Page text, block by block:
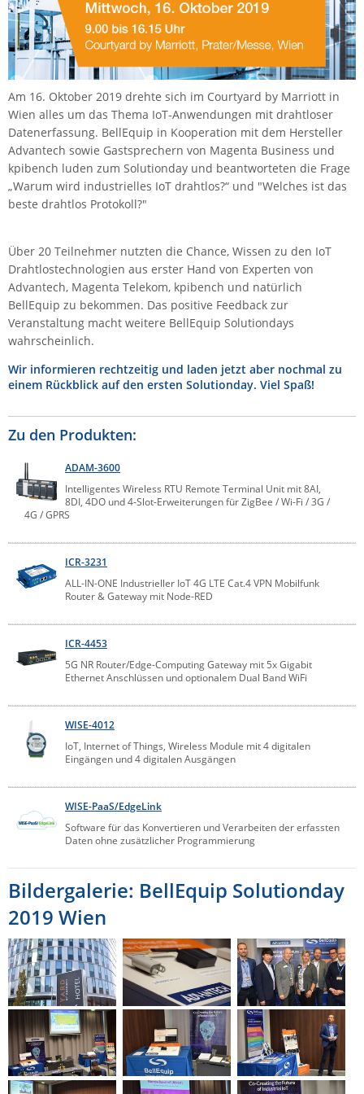
IEC Lock
Ihse
Kerlink
Kramer Electronics
KVM TEC
Legrand
LigoWave
Milesight
Netio
Panorama Antennas
PatchSee
Power Kingdom
Raritan
Server Technology
Siretta
SIRIO Antenne
Sunbird
Tactical Software
TEKTELIC
Teltonika
WATTECO
Yuasa
ZPE Systems
News zu unseren Herstellern
Am 16. Oktober 2019 drehte sich im Courtyard by Marriott in
Wien alles um das Thema IoT-Anwendungen mit drahtloser
Datenerfassung. BellEquip in Kooperation mit dem Hersteller
Advantech sowie Gastsprechern von Magenta Business und
kpibench luden zum Solutionday und beantworteten die Frage
„Warum wird industrielles IoT drahtlos?“ und "Welches ist das
beste drahtlos Protokoll?"
Über 20 Teilnehmer nutzten die Chance, Wissen zu den IoT
Drahtlostechnologien aus erster Hand von Experten von
Advantech, Magenta Telekom, kpibench und natürlich
BellEquip zu bekommen. Das positive Feedback zur
Veranstaltung macht weitere BellEquip Solutiondays
wahrscheinlich.
Wir informieren rechtzeitig und laden jetzt aber nochmal zu
einem Rückblick auf den ersten Solutionday. Viel Spaß!
Zu den Produkten:
ADAM-3600
Intelligentes Wireless RTU Remote Terminal Unit mit 8AI,
8DI, 4DO und 4-Slot-Erweiterungen für ZigBee / Wi-Fi / 3G /
4G / GPRS
ICR-3231
ALL-IN-ONE Industrieller IoT 4G LTE Cat.4 VPN Mobilfunk
Router & Gateway mit Node-RED
ICR-4453
5G NR Router/Edge-Computing Gateway mit 5x Gigabit
Ethernet Anschlüssen und optionalem Dual Band WiFi
WISE-4012
IoT, Internet of Things, Wireless Module mit 4 digitalen
Eingängen und 4 digitalen Ausgängen
WISE-PaaS/EdgeLink
Software für das Konvertieren und Verarbeiten der erfassten
Daten ohne zusätzlicher Programmierung
Bildergalerie: BellEquip Solutionday
2019 Wien